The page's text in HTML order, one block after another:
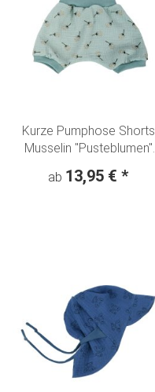
Kurze Pumphose Shorts
Musselin "Pusteblumen"
ab 13,95 € *